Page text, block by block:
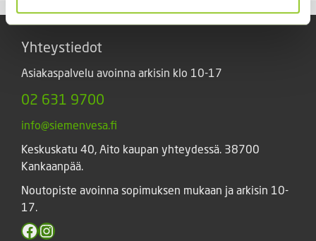
Yhteystiedot
Asiakaspalvelu avoinna arkisin klo 10-17
02 631 9700
info@siemenvesa.fi
Keskuskatu 40, Aito kaupan yhteydessä. 38700
Kankaanpää.
Noutopiste avoinna sopimuksen mukaan ja arkisin 10-
17.
Facebook
Instagram